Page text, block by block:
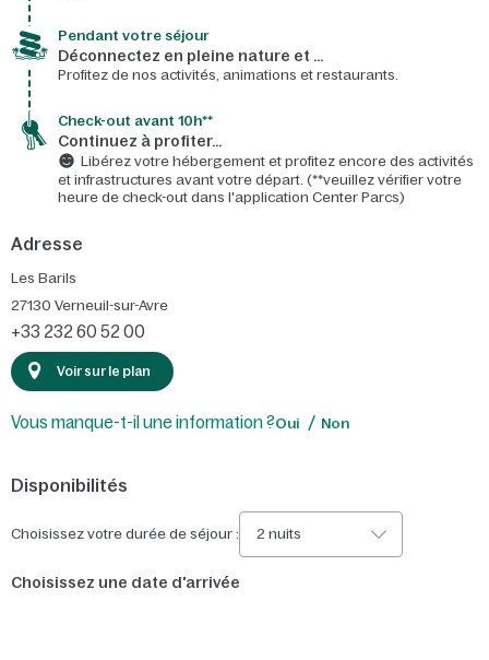
Pendant votre séjour
Déconnectez en pleine nature et …
Profitez de nos activités, animations et restaurants.
Check-out avant 10h**
Continuez à profiter…
Libérez votre hébergement et profitez encore des activités
et infrastructures avant votre départ. (**veuillez vérifier votre
heure de check-out dans l'application Center Parcs)
Adresse
Les Barils
27130 Verneuil-sur-Avre
+33 232 60 52 00
Voir sur le plan
Vous manque-t-il une information ?Oui Non
Disponibilités
Choisissez votre durée de séjour : 2 nuits
Choisissez une date d'arrivée